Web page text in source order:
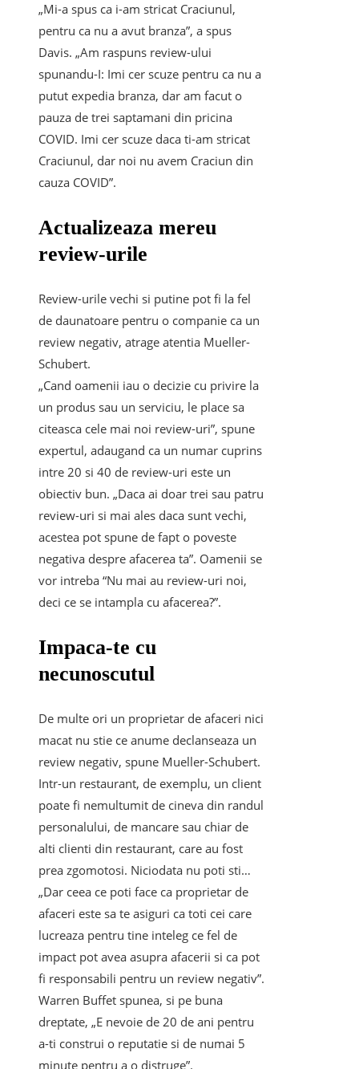
„Mi-a spus ca i-am stricat Craciunul,
pentru ca nu a avut branza”, a spus
Davis. „Am raspuns review-ului
spunandu-I: Imi cer scuze pentru ca nu a
putut expedia branza, dar am facut o
pauza de trei saptamani din pricina
COVID. Imi cer scuze daca ti-am stricat
Craciunul, dar noi nu avem Craciun din
cauza COVID”.
Actualizeaza mereu
review-urile
Review-urile vechi si putine pot fi la fel
de daunatoare pentru o companie ca un
review negativ, atrage atentia Mueller-
Schubert.
„Cand oamenii iau o decizie cu privire la
un produs sau un serviciu, le place sa
citeasca cele mai noi review-uri”, spune
expertul, adaugand ca un numar cuprins
intre 20 si 40 de review-uri este un
obiectiv bun. „Daca ai doar trei sau patru
review-uri si mai ales daca sunt vechi,
acestea pot spune de fapt o poveste
negativa despre afacerea ta”. Oamenii se
vor intreba “Nu mai au review-uri noi,
deci ce se intampla cu afacerea?”.
Impaca-te cu
necunoscutul
De multe ori un proprietar de afaceri nici
macat nu stie ce anume declanseaza un
review negativ, spune Mueller-Schubert.
Intr-un restaurant, de exemplu, un client
poate fi nemultumit de cineva din randul
personalului, de mancare sau chiar de
alti clienti din restaurant, care au fost
prea zgomotosi. Niciodata nu poti sti…
„Dar ceea ce poti face ca proprietar de
afaceri este sa te asiguri ca toti cei care
lucreaza pentru tine inteleg ce fel de
impact pot avea asupra afacerii si ca pot
fi responsabili pentru un review negativ”.
Warren Buffet spunea, si pe buna
dreptate, „E nevoie de 20 de ani pentru
a-ti construi o reputatie si de numai 5
minute pentru a o distruge”.